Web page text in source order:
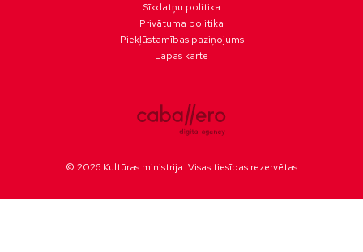
Sīkdatņu politika
Privātuma politika
Piekļūstamības paziņojums
Lapas karte
© 2026 Kultūras ministrija. Visas tiesības rezervētas